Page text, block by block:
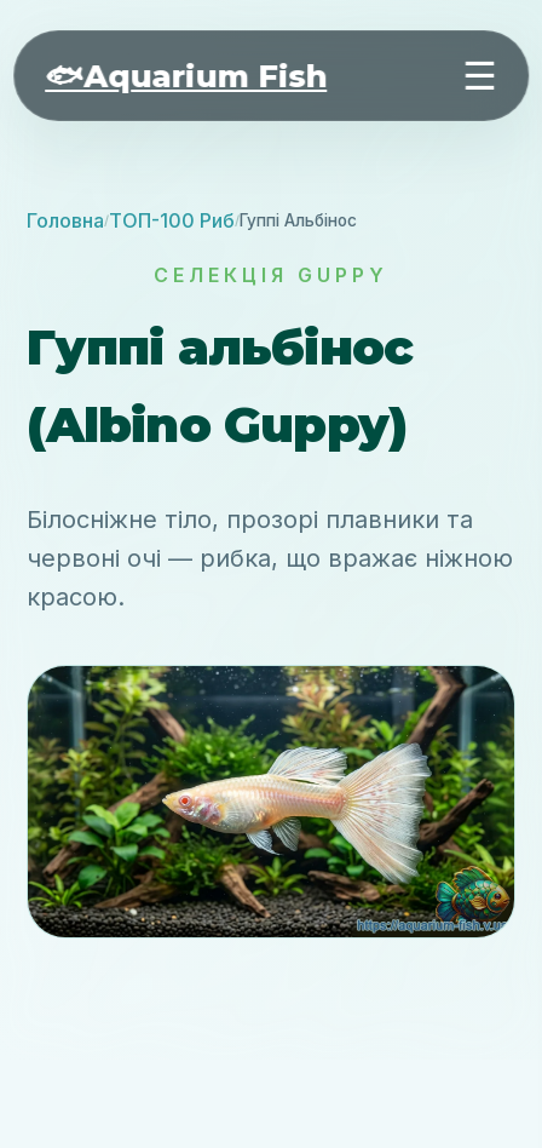
🐟Aquarium Fish ☰
Головна/ТОП-100 Риб/Гуппі Альбінос
СЕЛЕКЦІЯ GUPPY
Гуппі альбінос
(Albino Guppy)
Білосніжне тіло, прозорі плавники та
червоні очі — рибка, що вражає ніжною
красою.